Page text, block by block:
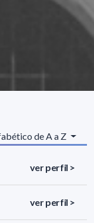
de A a Z
ver perfil >
ver perfil >